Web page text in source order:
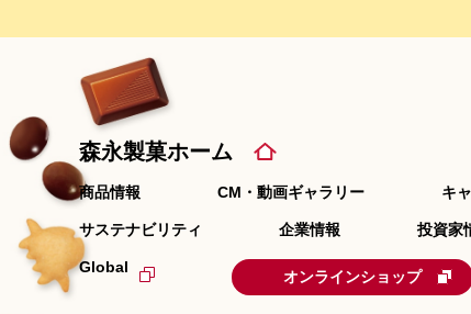
森永製菓ホーム
商品情報 CM・動画ギャラリー キ
サステナビリティ 企業情報 投資家
Global
オンラインショップ